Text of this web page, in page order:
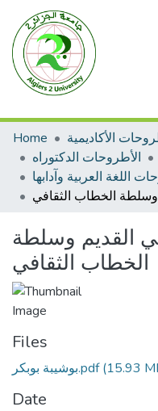
Home
الأطروحات الدكتوراه
اللغة العربية وآدابها
القديم وسلطة
الخطاب الثقافي
Files
بوشيبة بوبكر.pdf(15.93
Date